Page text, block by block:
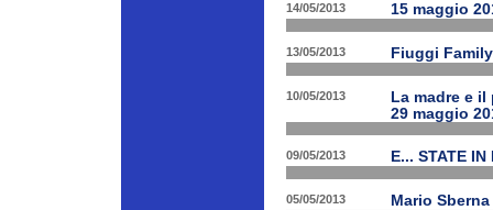
14/05/2013 15 maggio
13/05/2013 Fiuggi
10/05/2013
La madre e
29 maggio
09/05/2013 E... STATE
05/05/2013 Mario